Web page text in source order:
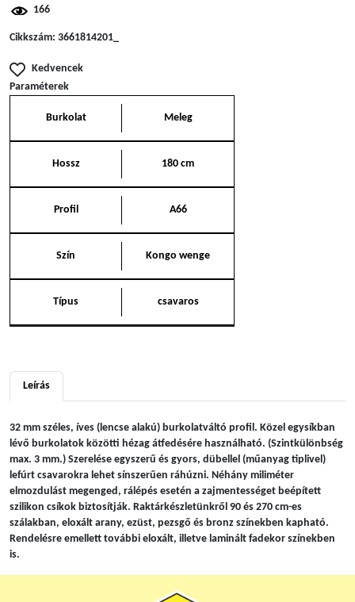
166
Cikkszám: 3661814201_
Kedvencek
Paraméterek
Burkolat Meleg
Hossz 180 cm
Profil A66
Szín Kongo wenge
Típus csavaros
Leírás
32 mm széles, íves (lencse alakú) burkolatváltó profil. Közel egysíkban
lévő burkolatok közötti hézag átfedésére használható. (Szintkülönbség
max. 3 mm.) Szerelése egyszerű és gyors, dübellel (műanyag tiplivel)
lefúrt csavarokra lehet sínszerűen ráhúzni. Néhány miliméter
elmozdulást megenged, rálépés esetén a zajmentességet beépített
szilikon csíkok biztosítják. Raktárkészletünkről 90 és 270 cm-es
szálakban, eloxált arany, ezüst, pezsgő és bronz színekben kapható.
Rendelésre emellett további eloxált, illetve laminált fadekor színekben
is.